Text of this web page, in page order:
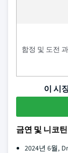
함정 및 도전
이 시
금연 및 니코
2024년 6월,